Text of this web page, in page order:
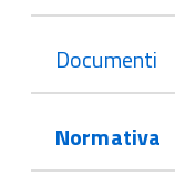
Documenti
Normativa